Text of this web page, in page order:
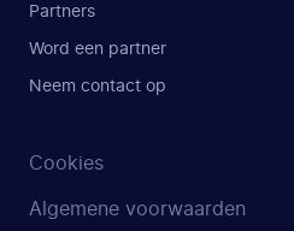
Partners
Word een partner
Neem contact op
Cookies
Algemene voorwaarden